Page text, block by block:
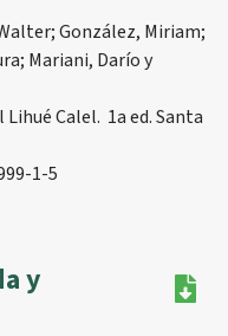
González, Miriam;
Mariani, Darío y
Calel. 1a ed. Santa
1-5
y